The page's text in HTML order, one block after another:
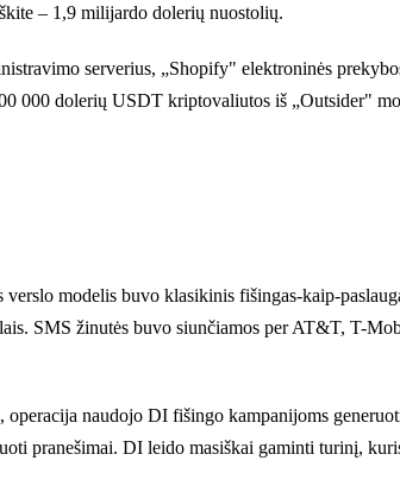
– 1,9 milijardo dolerių nuostolių.
serverius, „Shopify" elektroninės
000 dolerių USDT kriptovaliutos iš „Outsider"
modelis buvo klasikinis fišingas-kaip-
SMS žinutės buvo siunčiamos per AT&T, T-
naudojo DI fišingo kampanijoms
pranešimai. DI leido masiškai gaminti turinį,